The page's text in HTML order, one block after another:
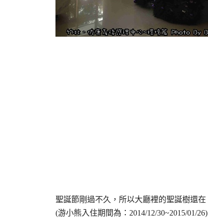
聖誕節剛過不久，所以大廳裡的聖誕樹還在
(游小熊入住期間為：2014/12/30~2015/01/26)